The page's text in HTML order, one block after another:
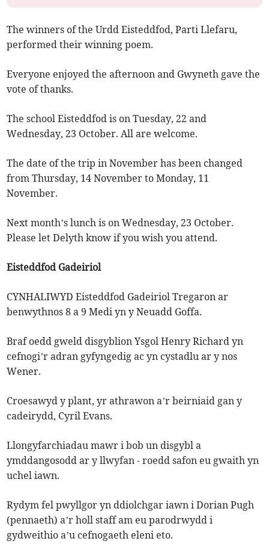
The winners of the Urdd Eisteddfod, Parti Llefaru,
performed their winning poem.
Everyone enjoyed the afternoon and Gwyneth gave the
vote of thanks.
The school Eisteddfod is on Tuesday, 22 and
Wednesday, 23 October. All are welcome.
The date of the trip in November has been changed
from Thursday, 14 November to Monday, 11
November.
Next month’s lunch is on Wednesday, 23 October.
Please let Delyth know if you wish you attend.
Eisteddfod Gadeiriol
CYNHALIWYD Eisteddfod Gadeiriol Tregaron ar
benwythnos 8 a 9 Medi yn y Neuadd Goffa.
Braf oedd gweld disgyblion Ysgol Henry Richard yn
cefnogi’r adran gyfyngedig ac yn cystadlu ar y nos
Wener.
Croesawyd y plant, yr athrawon a’r beirniaid gan y
cadeirydd, Cyril Evans.
Llongyfarchiadau mawr i bob un disgybl a
ymddangosodd ar y llwyfan - roedd safon eu gwaith yn
uchel iawn.
Rydym fel pwyllgor yn ddiolchgar iawn i Dorian Pugh
(pennaeth) a’r holl staff am eu parodrwydd i
gydweithio a’u cefnogaeth eleni eto.